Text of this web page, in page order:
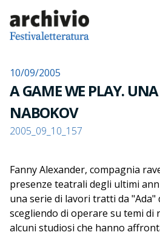
10/09/2005
A GAME WE PLAY.
NABOKOV
2005_09_10_157
Fanny Alexander, compagnia
presenze teatrali degli ultimi
una serie di lavori tratti da "Ada"
scegliendo di operare su temi di
alcuni studiosi che hanno